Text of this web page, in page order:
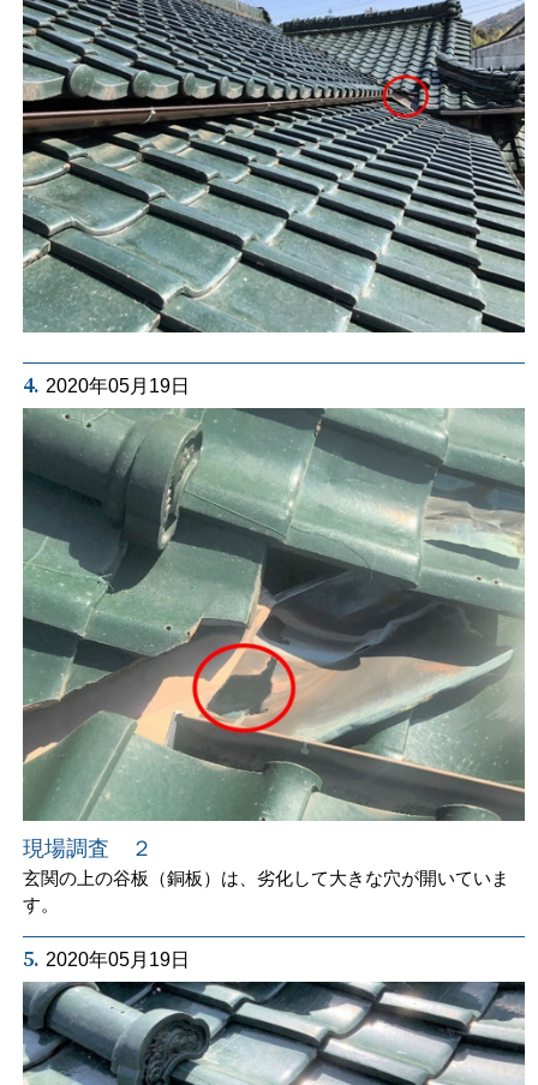
4. 2020年05月19日
現場調査 ２
玄関の上の谷板（銅板）は、劣化して大きな穴が開いていま
す。
5. 2020年05月19日